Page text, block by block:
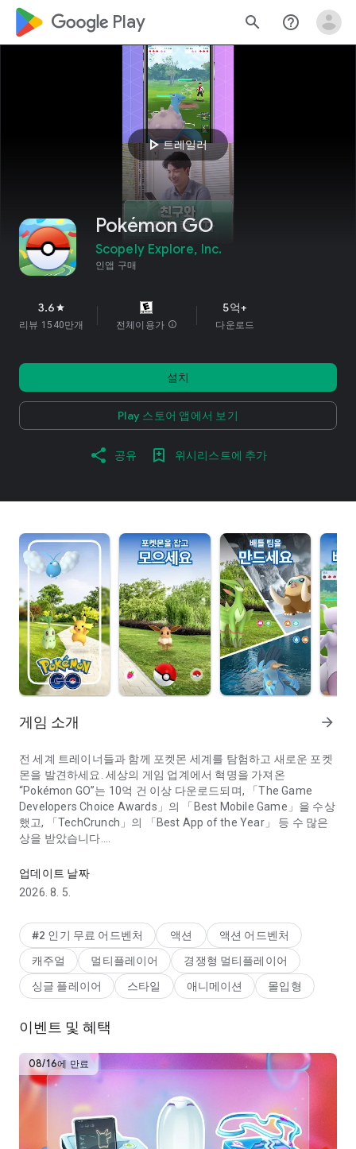
google_logo Play search help_outline
play_arrow트레일러
Pokémon GO
Scopely Explore, Inc.
인앱 구매
3.6 star
리뷰 1540만개 전체이용가 info
5억+
다운로드
설치
Play 스토어 앱에서 보기
공유 위시리스트에 추가
게임 소개 arrow_forward
전 세계 트레이너들과 함께 포켓몬 세계를 탐험하고 새로운 포켓
몬을 발견하세요. 세상의 게임 업계에서 혁명을 가져온
“Pokémon GO”는 10억 건 이상 다운로드되며, 「The Game
Developers Choice Awards」의 「Best Mobile Game」을 수상
했고, 「TechCrunch」의 「Best App of the Year」 등 수 많은
상을 받았습니다.
포켓몬 세계를 모험: 언제 어디서든 포켓몬을 찾아보세요!
파트너 포켓몬과 함께 여행하며 포켓몬을 강화하고 보상을 받으
세요!
불꽃 튀는 「체육관 배틀」을 하거나...
다른 트레이너들과 협력하여 강력한 포켓몬이 등장하는 「레이
지금이 바로 모험의 시간입니다! “Pokémon GO” 세계로 떠나요!
_______________
“Pokémon GO” 대응 환경:
- 이 앱은 무료로 즐길 수 있으며 앱 내 과금이 가능합니다. 스마트
업데이트 날짜
2026. 8. 5.
#2 인기 무료 어드벤처 액션
액션 어드벤처
캐주얼
멀티플레이어
경쟁형 멀티플레이어
싱글 플레이어
스타일 애니메이션 몰입형
이벤트 및 혜택
08/16에 만료